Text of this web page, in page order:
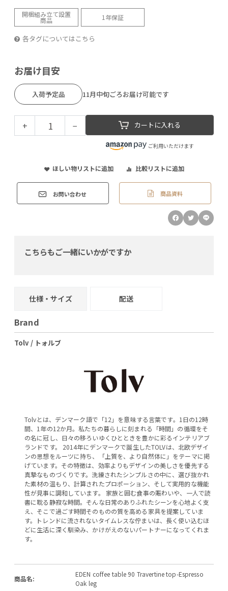
開梱組み立て設置
商品 1年保証
各タグについてはこちら
お届け目安
入荷予定品 11月中旬ごろお届け可能です
+ − カートに入れる
ご利用いただけます
ほしい物リストに追加 比較リストに追加
お問い合わせ 商品資料
こちらもご一緒にいかがですか
仕様・サイズ 配送
Brand
Tolv / トォルブ
Tolvとは、デンマーク語で「12」を意味する言葉です。1日の12時
間、1年の12か月。私たちの暮らしに刻まれる「時間」の循環をそ
の名に冠し、日々の移ろいゆくひとときを豊かに彩るインテリアブ
ランドです。 2014年にデンマークで誕生したTOLVは、北欧デザイ
ンの思想をルーツに持ち、「上質を、より自然体に」をテーマに掲
げています。その特徴は、効率よりもデザインの美しさを優先する
真摯なものづくりです。洗練されたシンプルさの中に、選び抜かれ
た素材の温もり、計算されたプロポーション、そして実用的な機能
性が見事に調和しています。 家族と囲む食事の賑わいや、一人で読
書に耽る静寂な時間。そんな日常のありふれたシーンを心地よく支
え、そこで過ごす時間そのものの質を高める家具を提案していま
す。トレンドに流されないタイムレスな佇まいは、長く使い込むほ
どに生活に深く馴染み、かけがえのないパートナーになってくれま
す。
商品名:
EDEN coffee table 90 Travertine top-Espresso
Oak leg